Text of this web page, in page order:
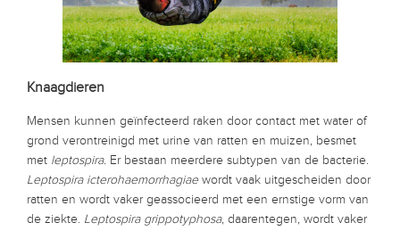
Knaagdieren
Mensen kunnen geïnfecteerd raken door contact met water of
grond verontreinigd met urine van ratten en muizen, besmet
met leptospira. Er bestaan meerdere subtypen van de bacterie.
Leptospira icterohaemorrhagiaewordt vaak uitgescheiden door
ratten en wordt vaker geassocieerd met een ernstige vorm van
de ziekte. Leptospira grippotyphosa, daarentegen, wordt vaker